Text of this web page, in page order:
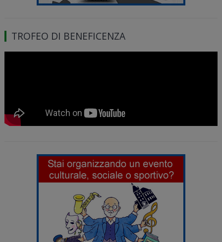
TROFEO DI BENEFICENZA